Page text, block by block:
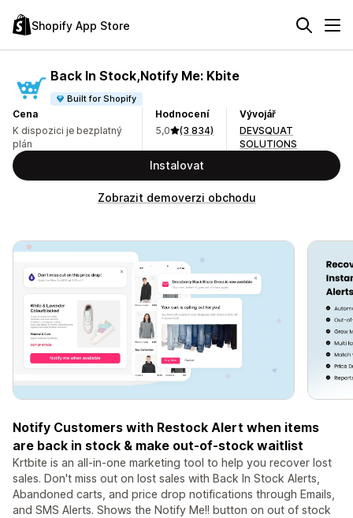
Shopify App Store
Back In Stock,Notify Me: Kbite
Built for Shopify
Cena
K dispozici je bezplatný
plán
Hodnocení
5,0
(3 834)
Vývojář
DEVSQUAT
SOLUTIONS
Instalovat
Zobrazit demoverzi obchodu
Notify Customers with Restock Alert when items
are back in stock & make out-of-stock waitlist
Krtbite is an all-in-one marketing tool to help you recover lost
sales. Don't miss out on lost sales with Back In Stock Alerts,
Abandoned carts, and price drop notifications through Emails,
and SMS Alerts. Shows the Notify Me!! button on out of stock